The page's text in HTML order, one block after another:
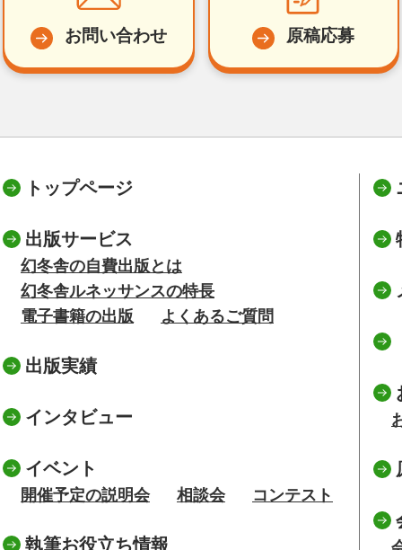
お問い合わせ 原稿応募
トップページ
出版サービス
幻冬舎の自費出版とは
幻冬舎ルネッサンスの特長
電子書籍の出版
よくあるご質問
出版実績
インタビュー
イベント
開催予定の説明会 相談会 コンテスト
執筆お役立ち情報